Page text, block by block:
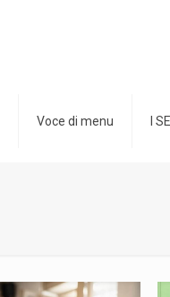
Voce di menu I